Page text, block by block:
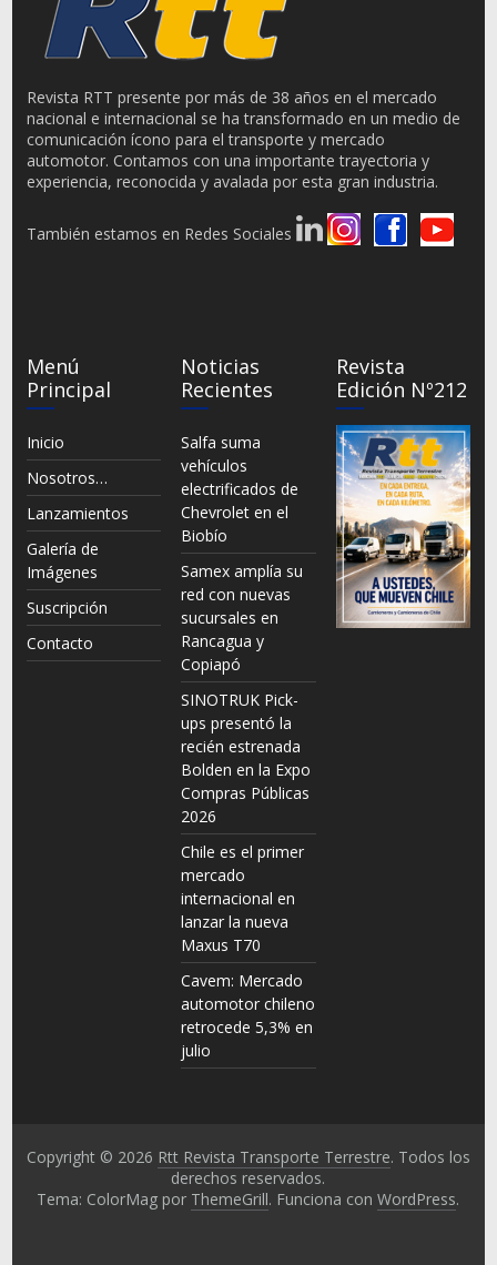
Revista RTT presente por más de 38 años en el mercado
nacional e internacional se ha transformado en un medio de
comunicación ícono para el transporte y mercado
automotor. Contamos con una importante trayectoria y
experiencia, reconocida y avalada por esta gran industria.
También estamos en Redes Sociales
Menú
Principal
Inicio
Nosotros…
Lanzamientos
Galería de
Imágenes
Suscripción
Contacto
Noticias
Recientes
Salfa suma
vehículos
electrificados de
Chevrolet en el
Biobío
Samex amplía su
red con nuevas
sucursales en
Rancagua y
Copiapó
SINOTRUK Pick-
ups presentó la
recién estrenada
Bolden en la Expo
Compras Públicas
2026
Chile es el primer
mercado
internacional en
lanzar la nueva
Maxus T70
Cavem: Mercado
automotor chileno
retrocede 5,3% en
julio
Revista
Edición Nº212
Copyright © 2026 Rtt Revista Transporte Terrestre. Todos los
derechos reservados.
Tema: ColorMag por ThemeGrill. Funciona conWordPress.